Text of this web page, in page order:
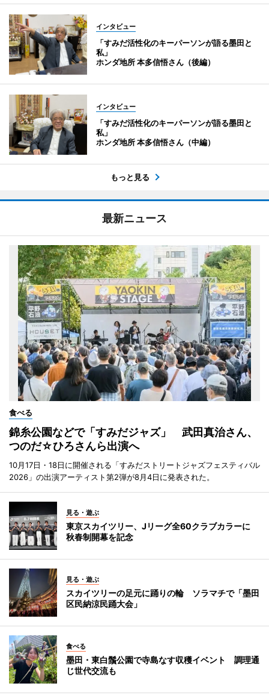
インタビュー
「すみだ活性化のキーパーソンが語る墨田と
私」
ホンダ地所 本多信悟さん（後編）
インタビュー
「すみだ活性化のキーパーソンが語る墨田と
私」
ホンダ地所 本多信悟さん（中編）
もっと見る
最新ニュース
食べる
錦糸公園などで「すみだジャズ」 武田真治さん、
つのだ☆ひろさんら出演へ
10月17日・18日に開催される「すみだストリートジャズフェスティバル
2026」の出演アーティスト第2弾が8月4日に発表された。
見る・遊ぶ
東京スカイツリー、Jリーグ全60クラブカラーに
秋春制開幕を記念
見る・遊ぶ
スカイツリーの足元に踊りの輪 ソラマチで「墨田
区民納涼民踊大会」
食べる
墨田・東白鬚公園で寺島なす収穫イベント 調理通
じ世代交流も